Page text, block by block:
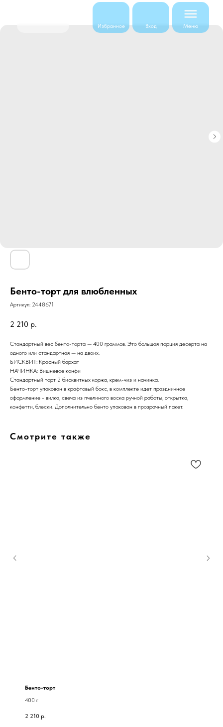
Меню
Вход
Избранное
Бенто-торт для влюбленных
Артикул: 2448671
2 210 р.
Стандартный вес бенто-торта — 400 граммов. Это большая порция десерта на
одного или стандартная — на двоих.
БИСКВИТ: Красный бархат
НАЧИНКА: Вишневое конфи
Стандартный торт 2 бисквитных коржа, крем-чиз и начинка.
Бенто-торт упакован в крафтовый бокс, в комплекте идет праздничное
оформление - вилка, свеча из пчелиного воска ручной работы, открытка,
конфетти, блески. Дополнительно бенто упакован в прозрачный пакет.
Смотрите также
Бенто-торт
400 г
2 210 р.